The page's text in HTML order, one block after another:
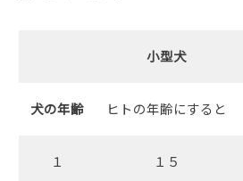
小型犬
犬の年齢 ヒトの年齢にすると
１ １５